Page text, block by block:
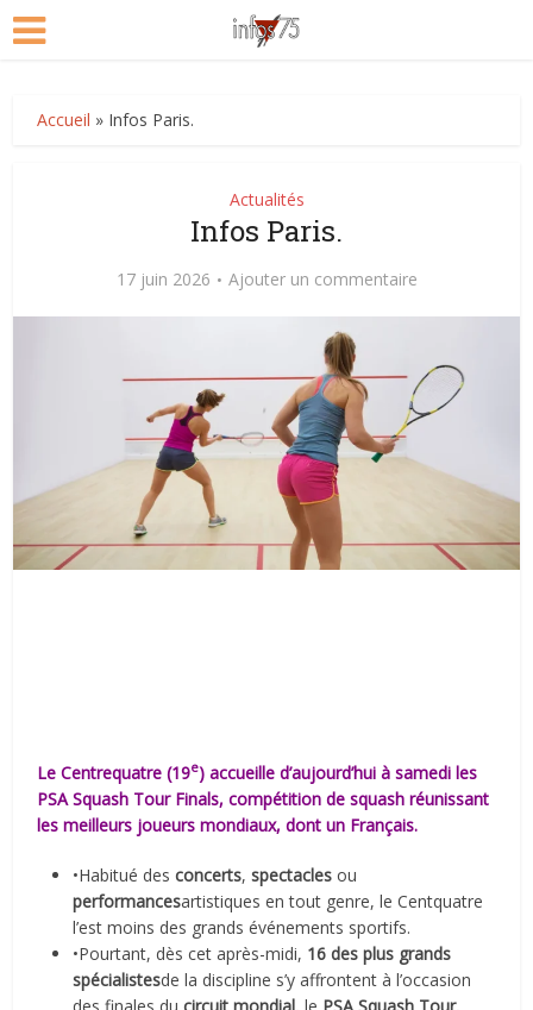
Accueil » Infos Paris.
Actualités
Infos Paris.
17 juin 2026 Ajouter un commentaire
Le Centrequatre (19e) accueille d’aujourd’hui à samedi les
PSA Squash Tour Finals, compétition de squash réunissant
les meilleurs joueurs mondiaux, dont un Français.
•Habitué desconcerts, spectaclesou
performancesartistiques en tout genre, le Centquatre
l’est moins des grands événements sportifs.
•Pourtant, dès cet après-midi, 16 des plus grands
spécialistesde la discipline s’y affrontent à l’occasion